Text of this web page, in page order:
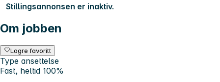
Stillingsannonsen er inaktiv.
Om jobben
Lagre favoritt
Type ansettelse
Fast, heltid 100%